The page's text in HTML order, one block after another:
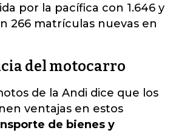
por la pacífica con 1.646 y
266 matrículas nuevas en
del motocarro
de la Andi dice que los
ventajas en estos
de bienes y